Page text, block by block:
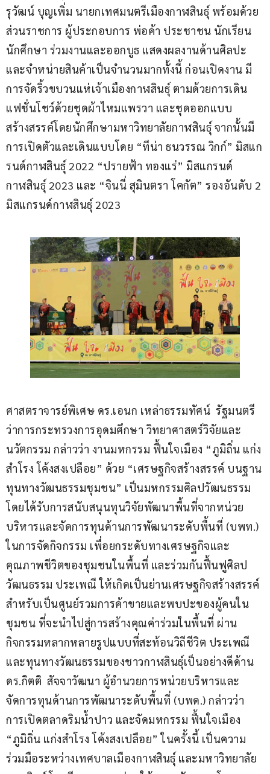
รุวัฒน์ บุญเพิ่ม นายกเทศมนตรีเมืองกาฬสินธุ์ พร้อมด้วย
ส่วนราชการ ผู้ประกอบการ พ่อค้า ประชาชน นักเรียน
นักศึกษา ร่วมงานและออกบูธ แสดงผลงานด้านศิลปะ
และจำหน่ายสินค้าเป็นจำนวนมากทั้งนี้ ก่อนเปิดงาน มี
การจัดริ้วขบวนแห่เจ้าเมืองกาฬสินธุ์ ตามด้วยการเดิน
แฟชั่นโชว์ด้วยชุดผ้าไหมแพรวา และชุดออกแบบ
สร้างสรรค์โดยนักศึกษามหาวิทยาลัยกาฬสินธุ์ จากนั้นมี
การเปิดตัวและเดินแบบโดย “ทีน่า ธนวรรณ วิกก์” มิสแก
รนด์กาฬสินธุ์ 2022 “ปรายฟ้า ทองแร่” มิสแกรนด์
กาฬสินธุ์ 2023 และ “จินนี่ สุมินตรา โคกัต” รองอันดับ 2
มิสแกรนด์กาฬสินธุ์ 2023
ศาสตราจารย์พิเศษ ดร.เอนก เหล่าธรรมทัศน์  รัฐมนตรี
ว่าการกระทรวงการอุดมศึกษา วิทยาศาสตร์วิจัยและ
นวัตกรรม กล่าวว่า งานมหกรรม ฟื้นใจเมือง “ภูมิถิ่น แก่ง
สำโรง โค้งสงเปลือย” ด้วย “เศรษฐกิจสร้างสรรค์ บนฐาน
ทุนทางวัฒนธรรมชุมชน” เป็นมหกรรมศิลปวัฒนธรรม
โดยได้รับการสนับสนุนทุนวิจัยพัฒนาพื้นที่จากหน่วย
บริหารและจัดการทุนด้านการพัฒนาระดับพื้นที่ (บพท.)
ในการจัดกิจกรรม เพื่อยกระดับทางเศรษฐกิจและ
คุณภาพชีวิตของชุมชนในพื้นที่ และร่วมกันฟื้นฟูศิลป
วัฒนธรรม ประเพณี ให้เกิดเป็นย่านเศรษฐกิจสร้างสรรค์
สำหรับเป็นศูนย์รวมการค้าขายและพบปะของผู้คนใน
ชุมชน ที่จะนำไปสู่การสร้างคุณค่าร่วมในพื้นที่ ผ่าน
กิจกรรมหลากหลายรูปแบบที่สะท้อนวิถีชีวิต ประเพณี
และทุนทางวัฒนธรรมของชาวกาฬสินธุ์เป็นอย่างดีด้าน
ดร.กิตติ  สัจจาวัฒนา ผู้อำนวยการหน่วยบริหารและ
จัดการทุนด้านการพัฒนาระดับพื้นที่ (บพด.) กล่าวว่า
การเปิดตลาดริมน้ำปาว และจัดมหกรรม ฟื้นใจเมือง
“ภูมิถิ่น แก่งสำโรง โค้งสงเปลือย” ในครั้งนี้ เป็นความ
ร่วมมือระหว่างเทศบาลเมืองกาฬสินธุ์ และมหาวิทยาลัย